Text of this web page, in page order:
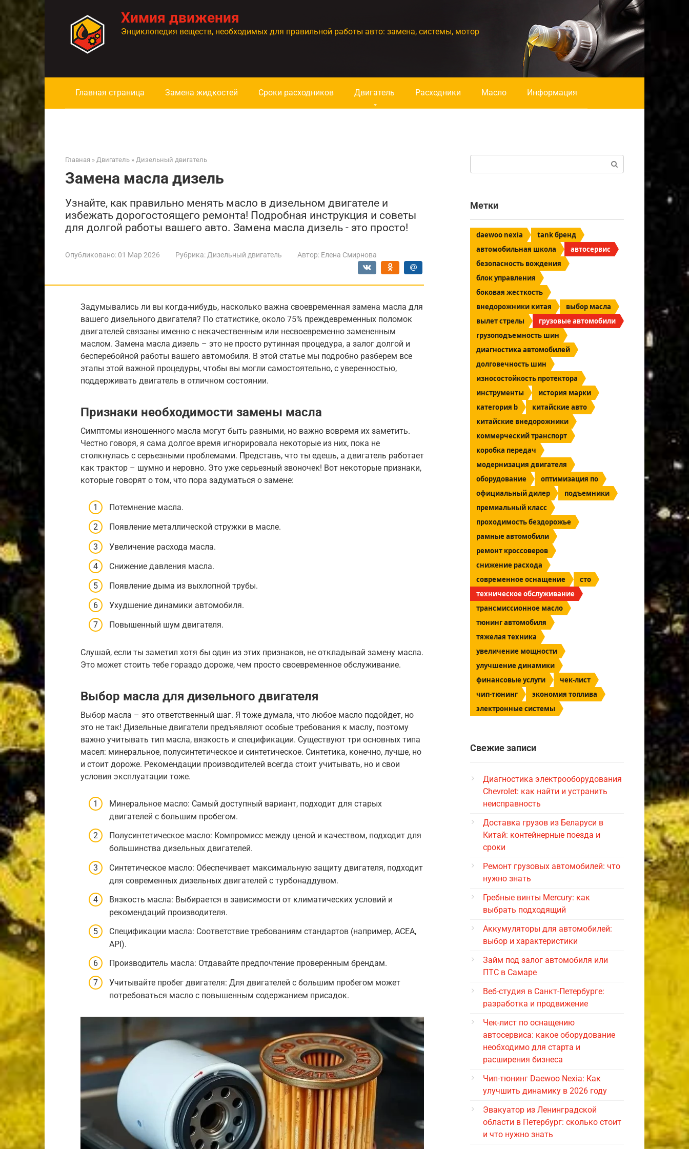
контенту
Химия движения
Энциклопедия веществ, необходимых для правильной работы авто: замена, системы, мотор
Главная страница Замена жидкостей Сроки расходников Двигатель Расходники Масло Информация
Главная » Двигатель » Дизельный двигатель
Замена масла дизель
Узнайте, как правильно менять масло в дизельном двигателе и
избежать дорогостоящего ремонта! Подробная инструкция и советы
для долгой работы вашего авто. Замена масла дизель - это просто!
Опубликовано: 01 Мар 2026 Рубрика: Дизельный двигатель Автор: Елена Смирнова
Задумывались ли вы когда-нибудь, насколько важна своевременная замена масла для
вашего дизельного двигателя? По статистике, около 75% преждевременных поломок
двигателей связаны именно с некачественным или несвоевременно замененным
маслом. Замена масла дизель – это не просто рутинная процедура, а залог долгой и
бесперебойной работы вашего автомобиля. В этой статье мы подробно разберем все
этапы этой важной процедуры, чтобы вы могли самостоятельно, с уверенностью,
поддерживать двигатель в отличном состоянии.
Признаки необходимости замены масла
Симптомы изношенного масла могут быть разными, но важно вовремя их заметить.
Честно говоря, я сама долгое время игнорировала некоторые из них, пока не
столкнулась с серьезными проблемами. Представь, что ты едешь, а двигатель работает
как трактор – шумно и неровно. Это уже серьезный звоночек! Вот некоторые признаки,
которые говорят о том, что пора задуматься о замене:
Потемнение масла.
Появление металлической стружки в масле.
Увеличение расхода масла.
Снижение давления масла.
Появление дыма из выхлопной трубы.
Ухудшение динамики автомобиля.
Повышенный шум двигателя.
Слушай, если ты заметил хотя бы один из этих признаков, не откладывай замену масла.
Это может стоить тебе гораздо дороже, чем просто своевременное обслуживание.
Выбор масла для дизельного двигателя
Выбор масла – это ответственный шаг. Я тоже думала, что любое масло подойдет, но
это не так! Дизельные двигатели предъявляют особые требования к маслу, поэтому
важно учитывать тип масла, вязкость и спецификации. Существуют три основных типа
масел: минеральное, полусинтетическое и синтетическое. Синтетика, конечно, лучше, но
и стоит дороже. Рекомендации производителей всегда стоит учитывать, но и свои
условия эксплуатации тоже.
Минеральное масло: Самый доступный вариант, подходит для старых
двигателей с большим пробегом.
Полусинтетическое масло: Компромисс между ценой и качеством, подходит для
большинства дизельных двигателей.
Синтетическое масло: Обеспечивает максимальную защиту двигателя, подходит
для современных дизельных двигателей с турбонаддувом.
Вязкость масла: Выбирается в зависимости от климатических условий и
рекомендаций производителя.
Спецификации масла: Соответствие требованиям стандартов (например, ACEA,
API).
Производитель масла: Отдавайте предпочтение проверенным брендам.
Учитывайте пробег двигателя: Для двигателей с большим пробегом может
потребоваться масло с повышенным содержанием присадок.
Метки
daewoo nexia
tank бренд
автомобильная школа
автосервис
безопасность вождения
блок управления
боковая жесткость
внедорожники китая
выбор масла
вылет стрелы
грузовые автомобили
грузоподъемность шин
диагностика автомобилей
долговечность шин
износостойкость протектора
инструменты
история марки
категория b
китайские авто
китайские внедорожники
коммерческий транспорт
коробка передач
модернизация двигателя
оборудование
оптимизация по
официальный дилер
подъемники
премиальный класс
проходимость бездорожье
рамные автомобили
ремонт кроссоверов
снижение расхода
современное оснащение
сто
техническое обслуживание
трансмиссионное масло
тюнинг автомобиля
тяжелая техника
увеличение мощности
улучшение динамики
финансовые услуги
чек-лист
чип-тюнинг
экономия топлива
электронные системы
Свежие записи
Диагностика электрооборудования
Chevrolet: как найти и устранить
неисправность
Доставка грузов из Беларуси в
Китай: контейнерные поезда и
сроки
Ремонт грузовых автомобилей: что
нужно знать
Гребные винты Mercury: как
выбрать подходящий
Аккумуляторы для автомобилей:
выбор и характеристики
Займ под залог автомобиля или
ПТС в Самаре
Веб-студия в Санкт-Петербурге:
разработка и продвижение
Чек-лист по оснащению
автосервиса: какое оборудование
необходимо для старта и
расширения бизнеса
Чип-тюнинг Daewoo Nexia: Как
улучшить динамику в 2026 году
Эвакуатор из Ленинградской
области в Петербург: сколько стоит
и что нужно знать